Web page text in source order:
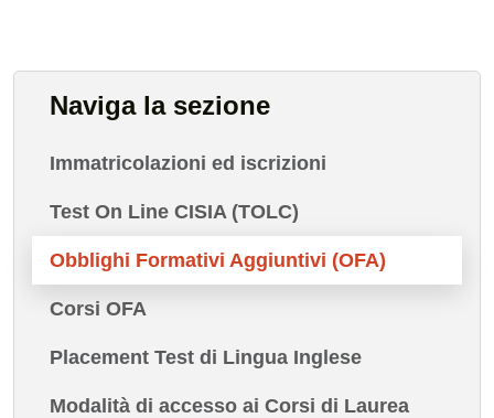
Naviga la sezione
Immatricolazioni ed iscrizioni
Test On Line CISIA (TOLC)
Obblighi Formativi Aggiuntivi (OFA)
Corsi OFA
Placement Test di Lingua Inglese
Modalità di accesso ai Corsi di Laurea